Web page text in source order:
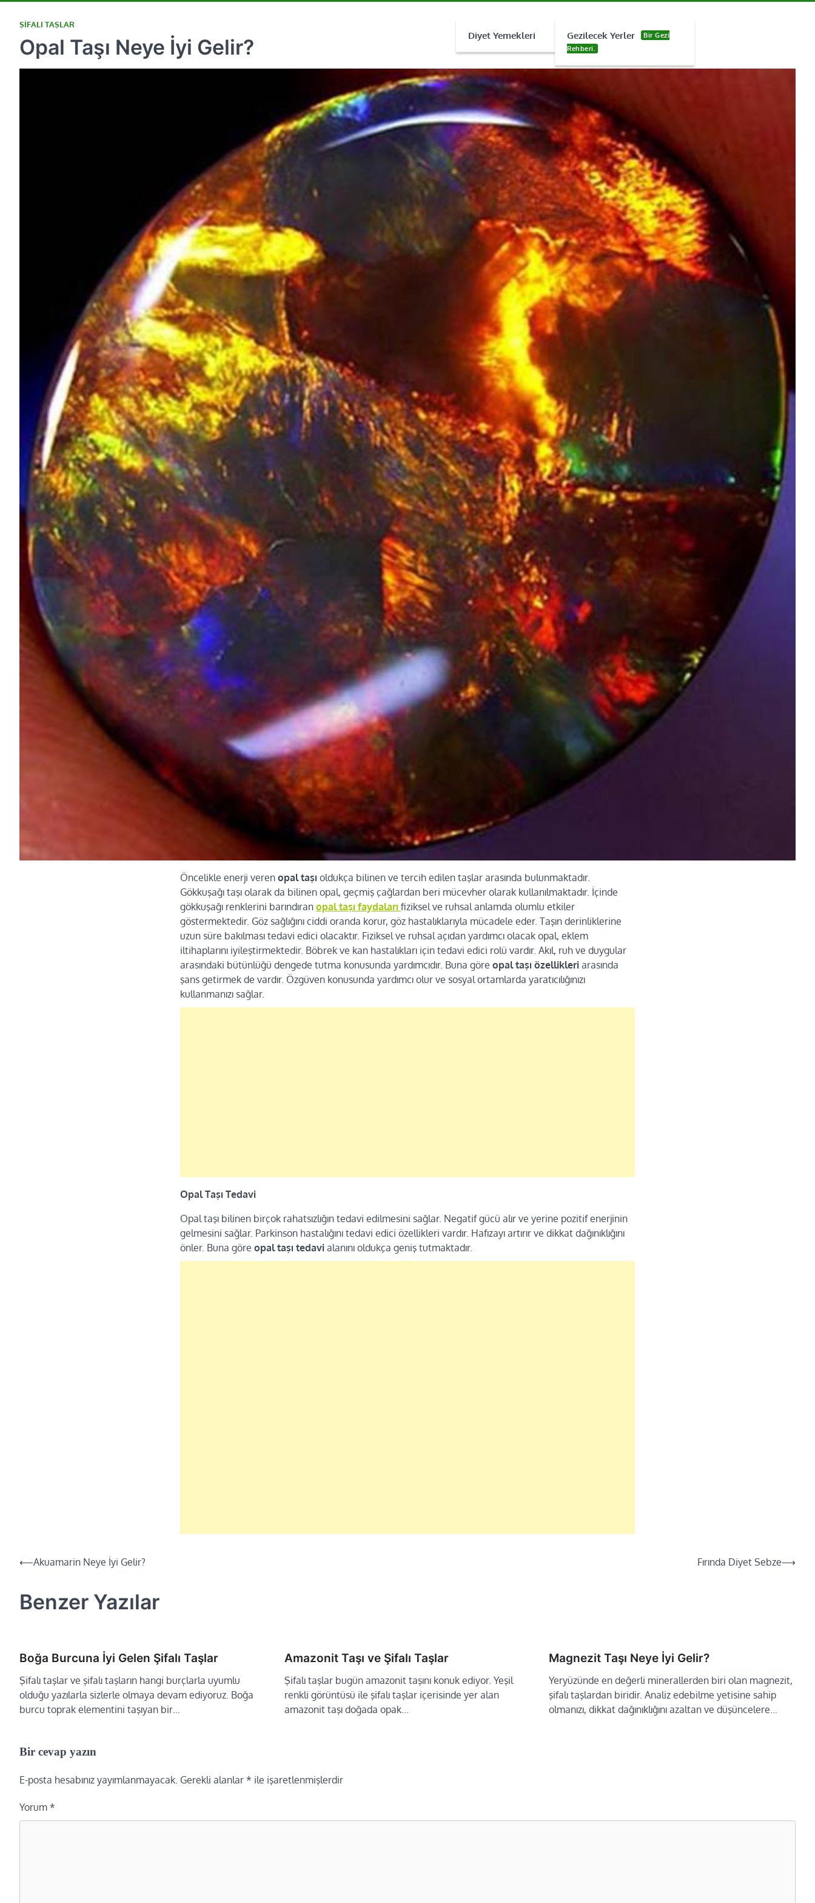
Diyet Yemekleri Gezilecek Yerler
Bir Gezi
Rehberi.
ŞIFALI TAŞLAR
Opal Taşı Neye İyi Gelir?
Öncelikle enerji veren opal taşı oldukça bilinen ve tercih edilen taşlar arasında bulunmaktadır.
Gökkuşağı taşı olarak da bilinen opal, geçmiş çağlardan beri mücevher olarak kullanılmaktadır. İçinde
gökkuşağı renklerini barındıran opal taşı faydaları fiziksel ve ruhsal anlamda olumlu etkiler
göstermektedir. Göz sağlığını ciddi oranda korur, göz hastalıklarıyla mücadele eder. Taşın derinliklerine
uzun süre bakılması tedavi edici olacaktır. Fiziksel ve ruhsal açıdan yardımcı olacak opal, eklem
iltihaplarını iyileştirmektedir. Böbrek ve kan hastalıkları için tedavi edici rolü vardır. Akıl, ruh ve duygular
arasındaki bütünlüğü dengede tutma konusunda yardımcıdır. Buna göre opal taşı özellikleri arasında
şans getirmek de vardır. Özgüven konusunda yardımcı olur ve sosyal ortamlarda yaratıcılığınızı
kullanmanızı sağlar.
Opal Taşı Tedavi
Opal taşı bilinen birçok rahatsızlığın tedavi edilmesini sağlar. Negatif gücü alır ve yerine pozitif enerjinin
gelmesini sağlar. Parkinson hastalığını tedavi edici özellikleri vardır. Hafızayı artırır ve dikkat dağınıklığını
önler. Buna göre opal taşı tedavi alanını oldukça geniş tutmaktadır.
Yazı
⟵Akuamarin Neye İyi Gelir? Fırında Diyet Sebze⟶
Benzer Yazılar
Boğa Burcuna İyi Gelen Şifalı Taşlar
Şifalı taşlar ve şifalı taşların hangi burçlarla uyumlu
olduğu yazılarla sizlerle olmaya devam ediyoruz. Boğa
burcu toprak elementini taşıyan bir…
Amazonit Taşı ve Şifalı Taşlar
Şifalı taşlar bugün amazonit taşını konuk ediyor. Yeşil
renkli görüntüsü ile şifalı taşlar içerisinde yer alan
amazonit taşı doğada opak…
Magnezit Taşı Neye İyi Gelir?
Yeryüzünde en değerli minerallerden biri olan magnezit,
şifalı taşlardan biridir. Analiz edebilme yetisine sahip
olmanızı, dikkat dağınıklığını azaltan ve düşüncelere…
Bir cevap yazın
E-posta hesabınız yayımlanmayacak. Gerekli alanlar * ile işaretlenmişlerdir
Yorum *